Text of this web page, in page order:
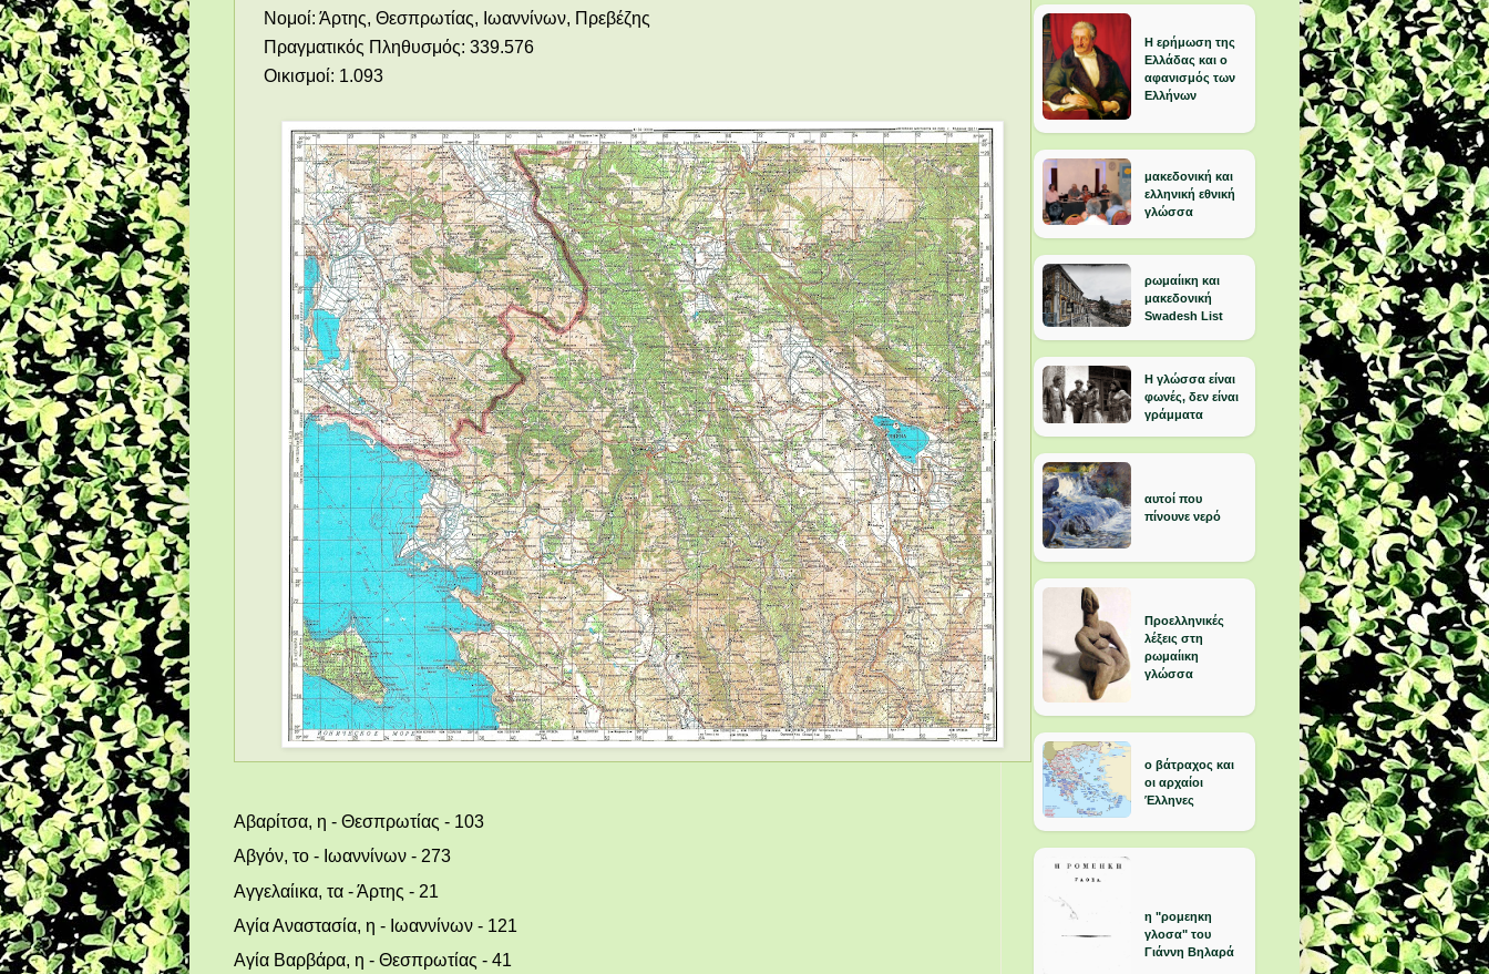
Νομοί: Άρτης, Θεσπρωτίας, Ιωαννίνων, Πρεβέζης
Πραγματικός Πληθυσμός: 339.576
Οικισμοί: 1.093
Αβαρίτσα, η - Θεσπρωτίας - 103
Αβγόν, το - Ιωαννίνων - 273
Αγγελαίικα, τα - Άρτης - 21
Αγία Αναστασία, η - Ιωαννίνων - 121
Αγία Βαρβάρα, η - Θεσπρωτίας - 41
Η ερήμωση της
Ελλάδας και ο
αφανισμός των
Ελλήνων
μακεδονική και
ελληνική εθνική
γλώσσα
ρωμαίικη και
μακεδονική
Swadesh List
Η γλώσσα είναι
φωνές, δεν είναι
γράμματα
αυτοί που
πίνουνε νερό
Προελληνικές
λέξεις στη
ρωμαίικη
γλώσσα
ο βάτραχος και
οι αρχαίοι
Έλληνες
η "ρομεηκη
γλοσα" του
Γιάννη Βηλαρά